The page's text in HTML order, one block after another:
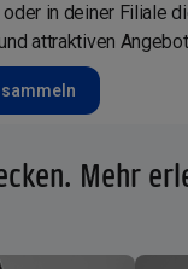
in deiner Filiale
attraktiven
Mehr